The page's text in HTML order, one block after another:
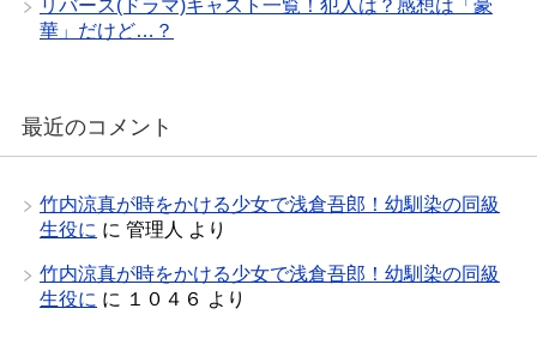
リバース(ドラマ)キャスト一覧！犯人は？感想は「豪
華」だけど…？
最近のコメント
竹内涼真が時をかける少女で浅倉吾郎！幼馴染の同級
生役に に 管理人 より
竹内涼真が時をかける少女で浅倉吾郎！幼馴染の同級
生役に に １０４６ より